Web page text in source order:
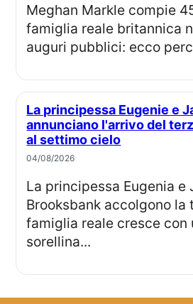
Meghan Markle compie 45 anni, ma dalla
famiglia reale britannica
auguri pubblici: ecco
La principessa Eugenie e Jack Brooksbank
annunciano l'arrivo del
al settimo cielo
04/08/2026
La principessa Eugenia e Jack
Brooksbank accolgono la
famiglia reale cresce con
sorellina...